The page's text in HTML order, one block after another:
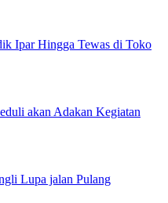
Ipar Hingga Tewas di Toko
akan Adakan Kegiatan
Lupa jalan Pulang